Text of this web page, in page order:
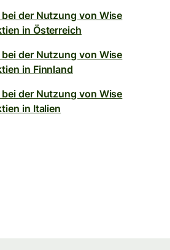
der Nutzung von Wise
in Österreich
der Nutzung von Wise
in Finnland
der Nutzung von Wise
in Italien